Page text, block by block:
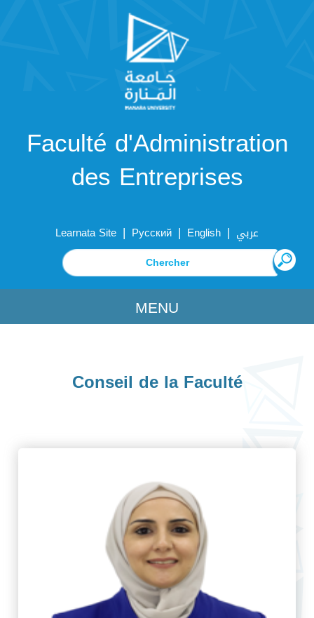
Faculté d'Administration
des Entreprises
Learnata Site | Русский | English | عربي
MENU
Conseil de la Faculté